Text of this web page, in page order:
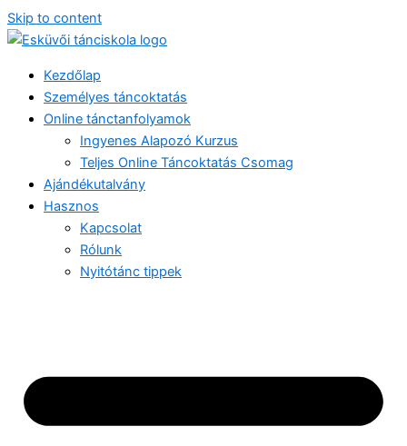
Skip to content
Kezdőlap
Személyes táncoktatás
Online tánctanfolyamok
Ingyenes Alapozó Kurzus
Teljes Online Táncoktatás Csomag
Ajándékutalvány
Hasznos
Kapcsolat
Rólunk
Nyitótánc tippek